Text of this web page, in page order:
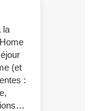
la
(et
: